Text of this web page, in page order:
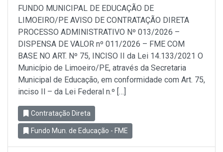
FUNDO MUNICIPAL DE EDUCAÇÃO DE
LIMOEIRO/PE AVISO DE CONTRATAÇÃO DIRETA
PROCESSO ADMINISTRATIVO Nº 013/2026 –
DISPENSA DE VALOR nº 011/2026 – FME COM
BASE NO ART. Nº 75, INCISO II da Lei 14.133/2021 O
Município de Limoeiro/PE, através da Secretaria
Municipal de Educação, em conformidade com Art. 75,
inciso Il – da Lei Federal n.º […]
Contratação Direta
Fundo Mun. de Educação - FME